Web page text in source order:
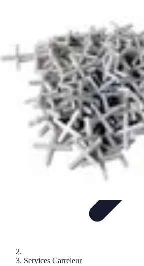
Sélection du Carreleur
Services Carreleur
Services Carreleur